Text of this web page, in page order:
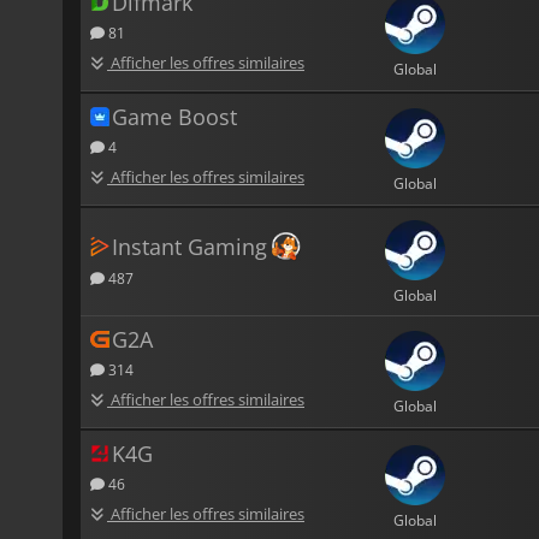
81
Afficher les offres similaires Global
Game Boost
4
Afficher les offres similaires Global
Instant Gaming
487
Global
G2A
314
Afficher les offres similaires Global
K4G
46
Afficher les offres similaires Global